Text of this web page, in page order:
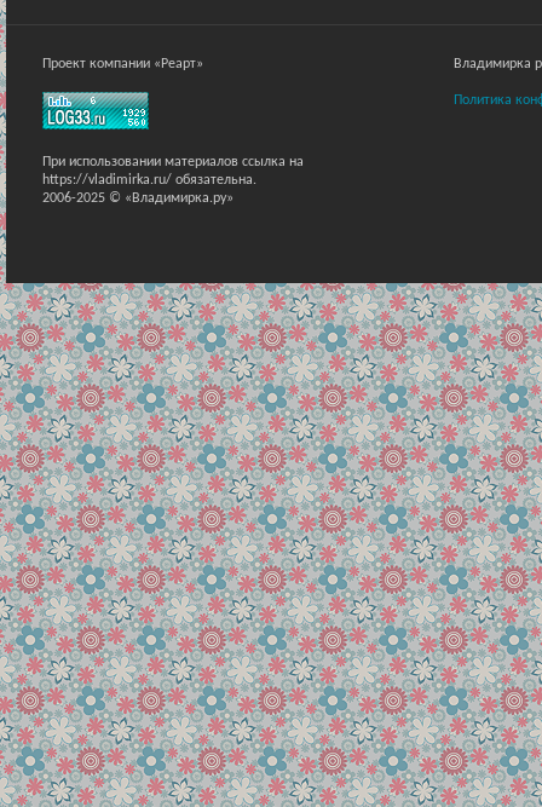
Проект компании «Реарт»
При использовании материалов ссылка на
https://vladimirka.ru/ обязательна.
2006-2025 © «Владимирка.ру»
Владимирка
Политика